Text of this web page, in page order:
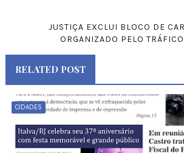
JUSTIÇA EXCLUI BLOCO DE
ORGANIZADO PELO
RELATED POST
CIDADES